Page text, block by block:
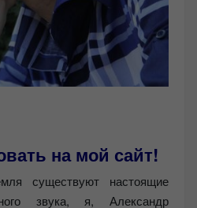
на мой сайт!
существуют настоящие
звука, я, Александр